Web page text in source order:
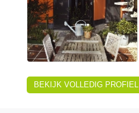
BEKIJK VOLLEDIG PROFIEL